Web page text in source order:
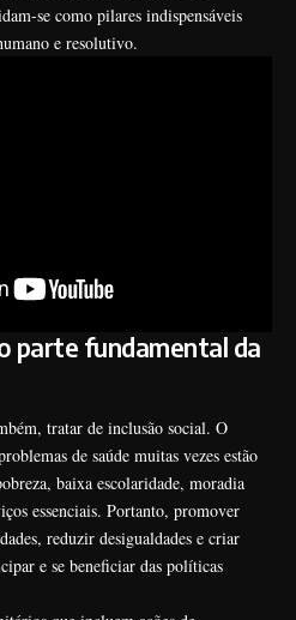
se como pilares indispensáveis
e resolutivo.
parte fundamental da
tratar de inclusão social. O
de saúde muitas vezes estão
baixa escolaridade, moradia
essenciais. Portanto, promover
reduzir desigualdades e criar
e se beneficiar das políticas